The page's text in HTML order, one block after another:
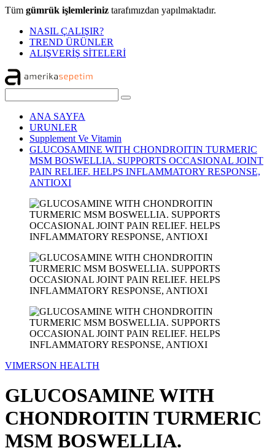
Tüm gümrük işlemleriniz tarafımızdan yapılmaktadır.
NASIL ÇALIŞIR?
TREND ÜRÜNLER
ALIŞVERİŞ SİTELERİ
ANA SAYFA
URUNLER
Supplement Ve Vitamin
GLUCOSAMINE WITH CHONDROITIN TURMERIC
MSM BOSWELLIA. SUPPORTS OCCASIONAL JOINT
PAIN RELIEF. HELPS INFLAMMATORY RESPONSE,
ANTIOXI
VIMERSON HEALTH
GLUCOSAMINE WITH
CHONDROITIN TURMERIC
MSM BOSWELLIA.